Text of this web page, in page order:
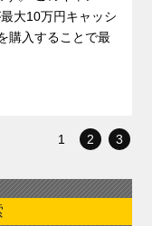
大10万円キャッシ
購入することで最
1 2 3